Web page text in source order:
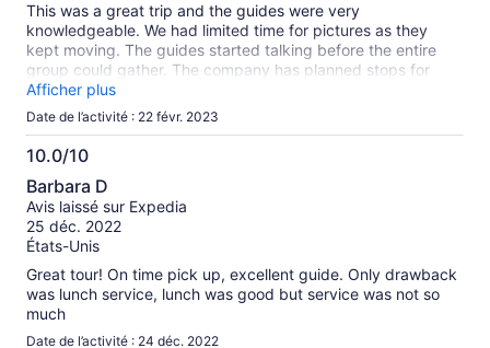
This was a great trip and the guides were very
knowledgeable. We had limited time for pictures as they
kept moving. The guides started talking before the entire
group could gather. The company has planned stops for
lunch and you only have the one option which was pricey.
Afficher plus
Date de l’activité : 22 févr. 2023
10.0/10
10.0
sur
10
Barbara D
Avis laissé sur Expedia
25 déc. 2022
États-Unis
Great tour! On time pick up, excellent guide. Only drawback
was lunch service, lunch was good but service was not so
much
Date de l’activité : 24 déc. 2022